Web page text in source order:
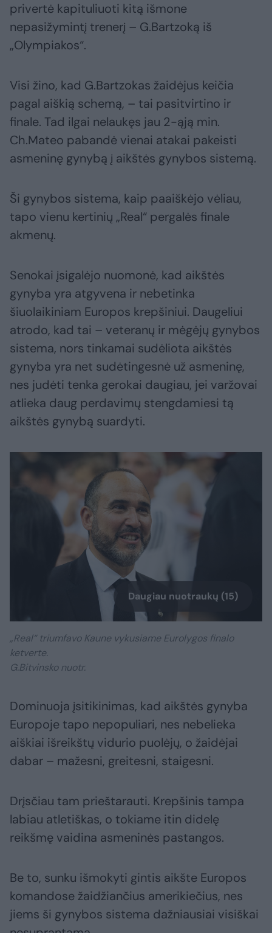
privertė kapituliuoti kitą išmone
nepasižymintį trenerį – G.Bartzoką iš
„Olympiakos“.
Visi žino, kad G.Bartzokas žaidėjus keičia
pagal aiškią schemą, – tai pasitvirtino ir
finale. Tad ilgai nelaukęs jau 2-ąją min.
Ch.Mateo pabandė vienai atakai pakeisti
asmeninę gynybą į aikštės gynybos sistemą.
Ši gynybos sistema, kaip paaiškėjo vėliau,
tapo vienu kertinių „Real“ pergalės finale
akmenų.
Senokai įsigalėjo nuomonė, kad aikštės
gynyba yra atgyvena ir nebetinka
šiuolaikiniam Europos krepšiniui. Daugeliui
atrodo, kad tai – veteranų ir mėgėjų gynybos
sistema, nors tinkamai sudėliota aikštės
gynyba yra net sudėtingesnė už asmeninę,
nes judėti tenka gerokai daugiau, jei varžovai
atlieka daug perdavimų stengdamiesi tą
aikštės gynybą suardyti.
Daugiau nuotraukų (15)
„Real“ triumfavo Kaune vykusiame Eurolygos finalo
ketverte.
G.Bitvinsko nuotr.
Dominuoja įsitikinimas, kad aikštės gynyba
Europoje tapo nepopuliari, nes nebelieka
aiškiai išreikštų vidurio puolėjų, o žaidėjai
dabar – mažesni, greitesni, staigesni.
Drįsčiau tam prieštarauti. Krepšinis tampa
labiau atletiškas, o tokiame itin didelę
reikšmę vaidina asmeninės pastangos.
Be to, sunku išmokyti gintis aikšte Europos
komandose žaidžiančius amerikiečius, nes
jiems ši gynybos sistema dažniausiai visiškai